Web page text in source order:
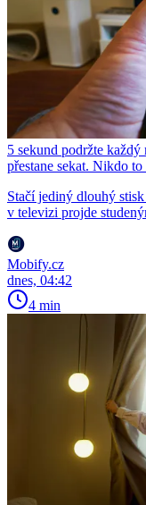
5 sekund podržte
přestane sekat. Nikdo to
Stačí jediný dlouhý
v televizi projde
Mobify.cz
dnes, 04:42
4 min